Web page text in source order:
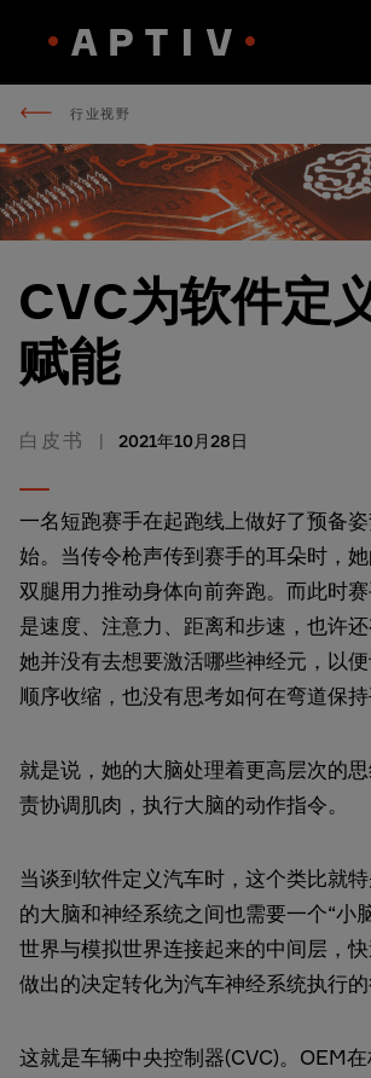
行业视野
CVC为软件定
赋能
白皮书 2021年10月28日
一名短跑赛手在起跑线上做好了预备
始。当传令枪声传到赛手的耳朵时，
双腿用力推动身体向前奔跑。而此时
是速度、注意力、距离和步速，也许还
她并没有去想要激活哪些神经元，以
顺序收缩，也没有思考如何在弯道保持
就是说，她的大脑处理着更高层次的
责协调肌肉，执行大脑的动作指令。
当谈到软件定义汽车时，这个类比就
的大脑和神经系统之间也需要一个“小
世界与模拟世界连接起来的中间层，
做出的决定转化为汽车神经系统执行的
这就是车辆中央控制器(CVC)。OEM